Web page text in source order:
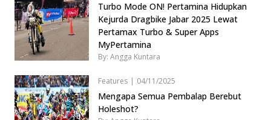
Turbo Mode ON! Pertamina Hidupkan
Kejurda Dragbike Jabar 2025 Lewat
Pertamax Turbo & Super Apps
MyPertamina
By: Angga Kuntara
Features | 04/11/2025
Mengapa Semua Pembalap Berebut
Holeshot?